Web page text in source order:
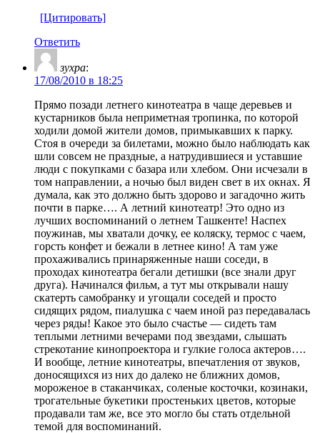
[Цитировать]
Ответить
зухра:
17/08/2010 в 18:25
Прямо позади летнего кинотеатра в чаще деревьев и
куcтарников была неприметная тропинка, по которой
ходили домой жители домов, примыкавших к парку.
Стоя в очереди за билетами, можно было наблюдать как
шли совсем не праздные, а натрудившиеся и уставшие
люди с покупками с базара или хлебом. Они исчезали в
том направлении, а ночью был виден свет в их окнах. Я
думала, как это должно быть здорово и загадочно жить
почти в парке…. А летний кинотеатр! Это одно из
лучших воспоминаний о летнем Ташкенте! Наспех
поужинав, мы хватали дочку, ее коляску, термос с чаем,
горсть конфет и бежали в летнее кино! А там уже
прохаживались принаряженные наши соседи, в
проходах кинотеатра бегали детишки (все знали друг
друга). Начинался фильм, а тут мы открывали нашу
скатерть самобранку и угощали соседей и просто
сидящих рядом, пиалушка с чаем иной раз передавалась
через ряды! Какое это было счастье — сидеть там
теплыми летними вечерами под звездами, слышать
стрекотание кинопроектора и гулкие голоса актеров….
И вообще, летние кинотеатры, впечатления от звуков,
доносящихся из них до далеко не ближних домов,
мороженое в стаканчиках, соленые косточки, козинаки,
трогательные букетики простеньких цветов, которые
продавали там же, все это могло бы стать отдельной
темой для воспоминаний.